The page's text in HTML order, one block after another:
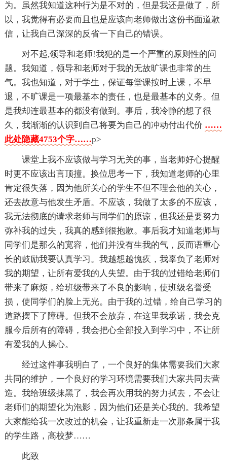
为。虽然我知道这种行为是不对的，但是我还是做了，所
以，我觉得有必要而且也是应该向老师做出这份书面道歉
信，让我自己深深的反省一下自己的错误。
对不起,领导和老师!我犯的是一个严重的原则性的问
题。我知道，领导和老师对于我的无故旷课也非常的生
气。我也知道，对于学生，保证每堂课按时上课，不早
退，不旷课是一项最基本的责任，也是最基本的义务。但
是我却连最基本的都没有做到。事后，我冷静的想了很
久，我渐渐的认识到自己将要为自己的冲动付出代价 ……
此处隐藏4753个字……p>
课堂上我不应该做与学习无关的事，当老师好心提醒
时更不应该出言顶撞。换位思考一下，我知道老师的心里
肯定很失落，因为他所关心的学生不但不理会他的关心，
还去故意与他发生矛盾。不应该，我做了太多的不应该，
我无法彻底的请求老师与同学们的原谅，但我还是要努力
弥补我的过失，我真的感到很抱歉。事后我才知道老师与
同学们是那么的宽容，他们并没有生我的气，反而语重心
长的鼓励我要认真学习。我越想越愧疚，我辜负了老师对
我的期望，让所有爱我的人失望。由于我的过错给老师们
带来了麻烦，给班级带来了不良的影响，使班级名誉受
损，使同学们的脸上无光。由于我的.过错，给自己学习的
道路摆下了障碍。但我不会放弃，在这里我承诺，我会克
服今后所有的障碍，我会把心全部投入到学习中，不让所
有爱我的人操心。
经过这件事我明白了，一个良好的集体需要我们大家
共同的维护，一个良好的学习环境需要我们大家共同去营
造。我给班级抹黑了，我会再次用我的努力拭去，不会让
老师们的期望化为泡影，因为他们还是关心我的。我希望
大家能给我一次改过的机会，让我重新走一次那条属于我
的学生路，高校梦……
此致